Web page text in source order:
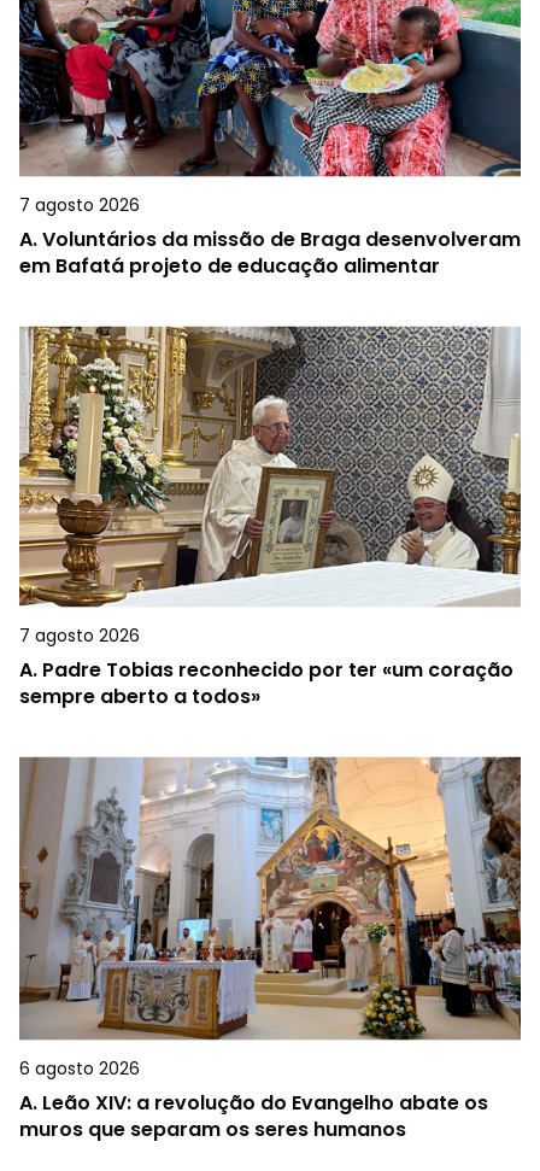
7 agosto 2026
A.Voluntários da missão de Braga desenvolveram
em Bafatá projeto de educação alimentar
7 agosto 2026
A. Padre Tobias reconhecido por ter «um coração
sempre aberto a todos»
6 agosto 2026
A. Leão XIV: a revolução do Evangelho abate os
muros que separam os seres humanos